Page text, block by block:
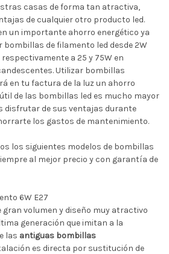
casas de forma tan atractiva,
de cualquier otro producto led.
un importante ahorro energético ya
de filamento led desde 2W
a 25 y 75W en
Utilizar bombillas
en tu factura de la luz un ahorro
de las bombillas led es mucho mayor
disfrutar de sus ventajas durante
los gastos de mantenimiento.
los siguientes modelos de bombillas
al mejor precio y con garantía de
6W E27
gran volumen y diseño muy atractivo
generación que imitan a la
las antiguas bombillas
es directa por sustitución de